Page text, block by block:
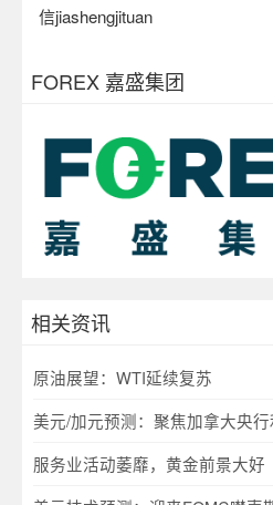
信jiashengjituan
FOREX 嘉盛集团
相关资讯
原油展望：WTI延续复苏
美元/加元预测：聚焦加拿大央
服务业活动萎靡，黄金前景大好